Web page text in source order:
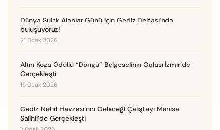
Dünya Sulak Alanlar Günü için Gediz Deltası’nda
buluşuyoruz!
21 Ocak 2026
Altın Koza Ödüllü “Döngü” Belgeselinin Galası İzmir’de
Gerçekleşti
15 Ocak 2026
Gediz Nehri Havzası’nın Geleceği Çalıştayı Manisa
Salihli’de Gerçekleşti